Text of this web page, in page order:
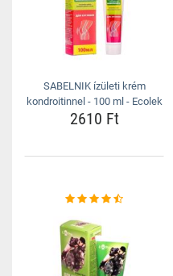
SABELNIK ízületi krém
kondroitinnel - 100 ml - Ecolek
2610 Ft